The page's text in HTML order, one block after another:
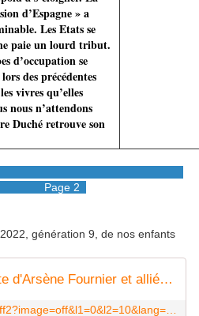
d’Espagne » a
Les Etats se
paie un lourd tribut.
d’occupation se
des précédentes
vivres qu’elles
nous n’attendons
Duché retrouve son
2
génération 9, de nos enfants
Généalogie ascendante d'Arsène Fournier et alliés ... - Geneanet